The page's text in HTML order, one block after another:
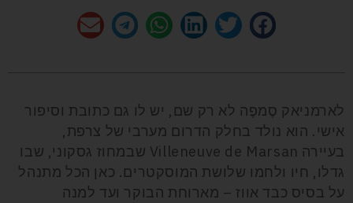
לארמניאק סֶמפֶה לא רק שם, יש לו גם כתובת וסיפור
אישי. הוא נולד בחלק הדרום מערבי של צרפת,
בעיירה Villeneuve de Marsan שבמחוז גסקוני, שבו
גדלו, חיו ולחמו שלושת המוסקטרים. כאן הכל מתנהל
על בסיס כבד אווז – מארוחת הבוקר ועד למנה